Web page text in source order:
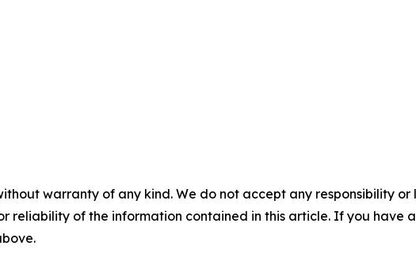
warranty of any kind. We do not accept any responsibility
reliability of the information contained in this article. If you have